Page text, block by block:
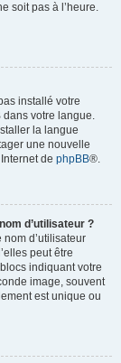
soit pas à l’heure.
installé votre
dans votre langue.
la langue
une nouvelle
de phpBB®.
d’utilisateur ?
nom d’utilisateur
peut être
indiquant votre
image, souvent
est unique ou